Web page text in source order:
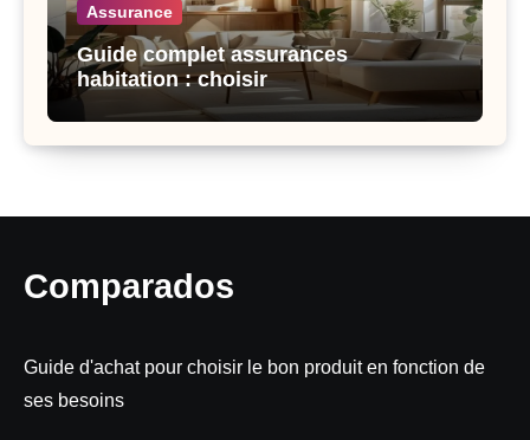
Assurance
Guide complet assurances
habitation : choisir
Comparados
Guide d'achat pour choisir le bon produit en fonction de
ses besoins